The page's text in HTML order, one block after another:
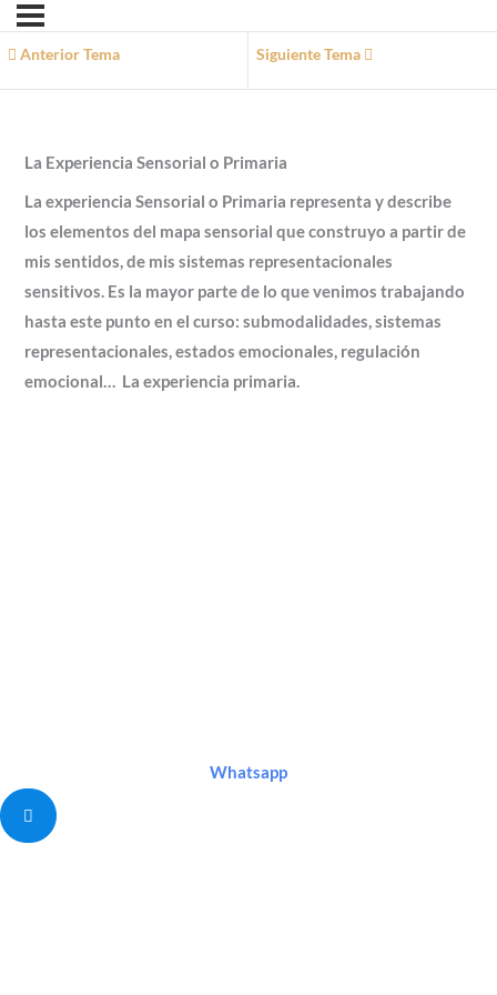
Anterior Tema Siguiente Tema
La Experiencia Sensorial o Primaria
La experiencia Sensorial o Primaria representa y describe
los elementos del mapa sensorial que construyo a partir de
mis sentidos, de mis sistemas representacionales
sensitivos. Es la mayor parte de lo que venimos trabajando
hasta este punto en el curso: submodalidades, sistemas
representacionales, estados emocionales, regulación
emocional… La experiencia primaria.
Whatsapp